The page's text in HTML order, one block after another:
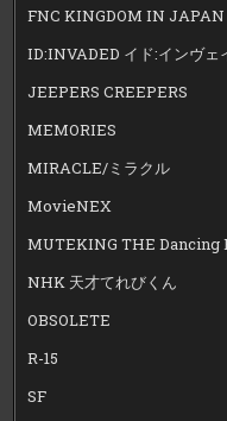
FNC KINGDOM IN JAPAN
ID:INVADED イド:インヴェ
JEEPERS CREEPERS
MEMORIES
MIRACLE/ミラクル
MovieNEX
MUTEKING THE Dancing
NHK 天才てれびくん
OBSOLETE
R-15
SF